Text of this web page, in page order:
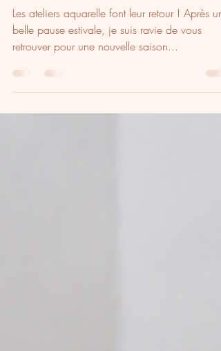
Les ateliers aquarelle font leur retour !
🎨
Les ateliers aquarelle font leur retour ! Après une
belle pause estivale, je suis ravie de vous